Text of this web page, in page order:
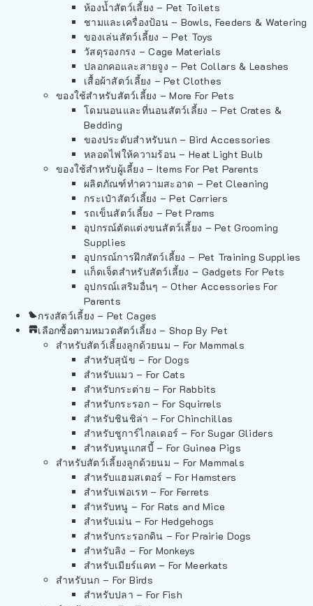
ห้องน้ำสัตว์เลี้ยง – Pet Toilets
ชามและเครื่องป้อน – Bowls, Feeders & Watering
ของเล่นสัตว์เลี้ยง – Pet Toys
วัสดุรองกรง – Cage Materials
ปลอกคอและสายจูง – Pet Collars & Leashes
เสื้อผ้าสัตว์เลี้ยง – Pet Clothes
ของใช้สำหรับสัตว์เลี้ยง – More For Pets
โดมนอนและที่นอนสัตว์เลี้ยง – Pet Crates &
Bedding
ของประดับสำหรับนก – Bird Accessories
หลอดไฟให้ความร้อน – Heat Light Bulb
ของใช้สำหรับผู้เลี้ยง – Items For Pet Parents
ผลิตภัณฑ์ทำความสะอาด – Pet Cleaning
กระเป๋าสัตว์เลี้ยง – Pet Carriers
รถเข็นสัตว์เลี้ยง – Pet Prams
อุปกรณ์ตัดแต่งขนสัตว์เลี้ยง – Pet Grooming
Supplies
อุปกรณ์การฝึกสัตว์เลี้ยง – Pet Training Supplies
แก็ดเจ็ตสำหรับสัตว์เลี้ยง – Gadgets For Pets
อุปกรณ์เสริมอื่นๆ – Other Accessories For
Parents
กรงสัตว์เลี้ยง – Pet Cages
เลือกซื้อตามหมวดสัตว์เลี้ยง – Shop By Pet
สำหรับสัตว์เลี้ยงลูกด้วยนม – For Mammals
สำหรับสุนัข – For Dogs
สำหรับแมว – For Cats
สำหรับกระต่าย – For Rabbits
สำหรับกระรอก – For Squirrels
สำหรับชินชิล่า – For Chinchillas
สำหรับชูการ์ไกลเดอร์ – For Sugar Gliders
สำหรับหนูแกสบี้ – For Guinea Pigs
สำหรับสัตว์เลี้ยงลูกด้วยนม – For Mammals
สำหรับแฮมสเตอร์ – For Hamsters
สำหรับเฟอเรท – For Ferrets
สำหรับหนู – For Rats and Mice
สำหรับเม่น – For Hedgehogs
สำหรับกระรอกดิน – For Prairie Dogs
สำหรับลิง – For Monkeys
สำหรับเมียร์แคท – For Meerkats
สำหรับนก – For Birds
สำหรับปลา – For Fish